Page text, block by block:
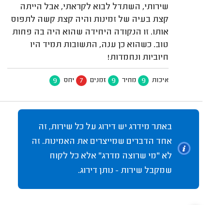
שירותי, השתדל לבוא לקראתי, אבל הייתה
קצת בעיה של זמינות והיה קצת קשה לתפוס
אותו. זו הנקודה היחידה שהוא היה בה פחות
טוב. כשהוא כן ענה, התשובות תמיד היו
חיוביות ונחמדות!
איכות 9 מחיר 9 זמנים 7 יחס 9
באתר מידרג יש דירוג על כל שירות, זה
אחד הדברים שמייצרים את האמינות. זה
לא "מי שרוצה מדרג" אלא כל לקוח
שמקבל שירות - נותן דירוג.